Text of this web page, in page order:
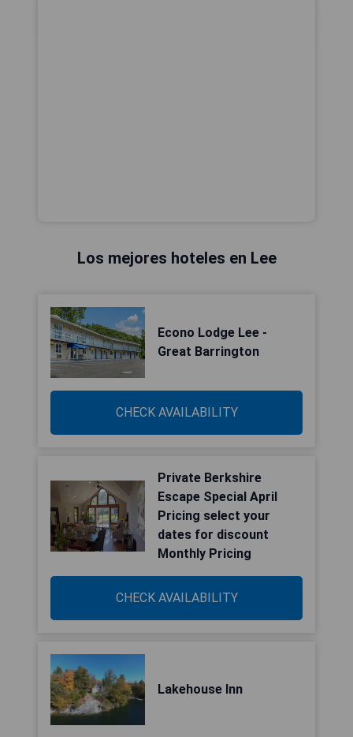
Los mejores hoteles en Lee
Econo Lodge Lee -
Great Barrington
CHECK AVAILABILITY
Private Berkshire
Escape Special April
Pricing select your
dates for discount
Monthly Pricing
CHECK AVAILABILITY
Lakehouse Inn